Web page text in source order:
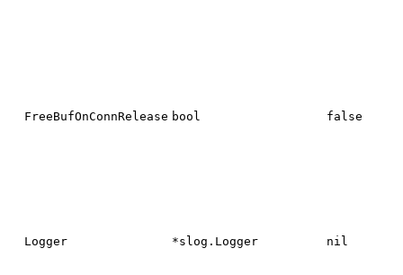
FreeBufOnConnRelease bool false
Logger *slog.Logger nil